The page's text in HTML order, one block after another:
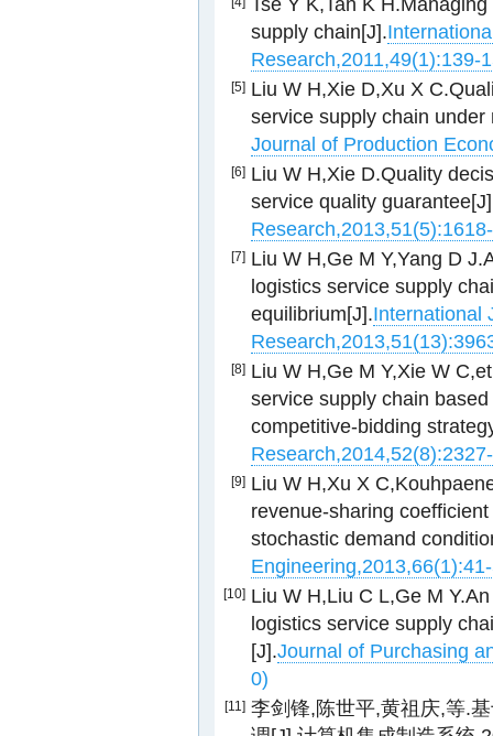
Tse Y K,Tan K
supply chain[J].
Research,2011,49(1):139-
[5] Liu W H,Xie D,Xu X
service supply chain
Journal of Production
[6] Liu W H,Xie D.Quality
service quality
[7] Liu W H,Ge M Y,Yang D
logistics service supply
equilibrium[J].International
[8] Liu W H,Ge M Y,Xie W
service supply chain
competitive-bidding
[9] Liu W H,Xu X
revenue-sharing
stochastic demand
[10] Liu W H,Liu C L,Ge M
logistics service supply
[J].Journal of Purchasing
0)
[11] 李剑锋,陈世平,黄祖庆,等.